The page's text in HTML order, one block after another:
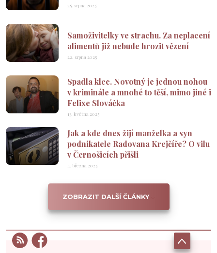
25. srpna 2025
Samoživitelky ve strachu. Za neplacení
alimentů již nebude hrozit vězení
22. srpna 2025
Spadla klec. Novotný je jednou nohou
v kriminále a mnohé to těší, mimo jiné i
Felixe Slováčka
13. května 2025
Jak a kde dnes žijí manželka a syn
podnikatele Radovana Krejčíře? O vilu
v Černošicích přišli
4. března 2025
ZOBRAZIT DALŠÍ ČLÁNKY